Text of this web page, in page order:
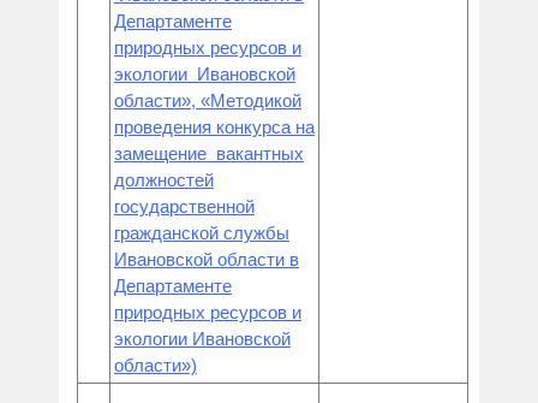
Департаменте
природных ресурсов и
экологии Ивановской
области», «Методикой
проведения конкурса на
замещение вакантных
должностей
государственной
гражданской службы
Ивановской области в
Департаменте
природных ресурсов и
экологии Ивановской
области»)